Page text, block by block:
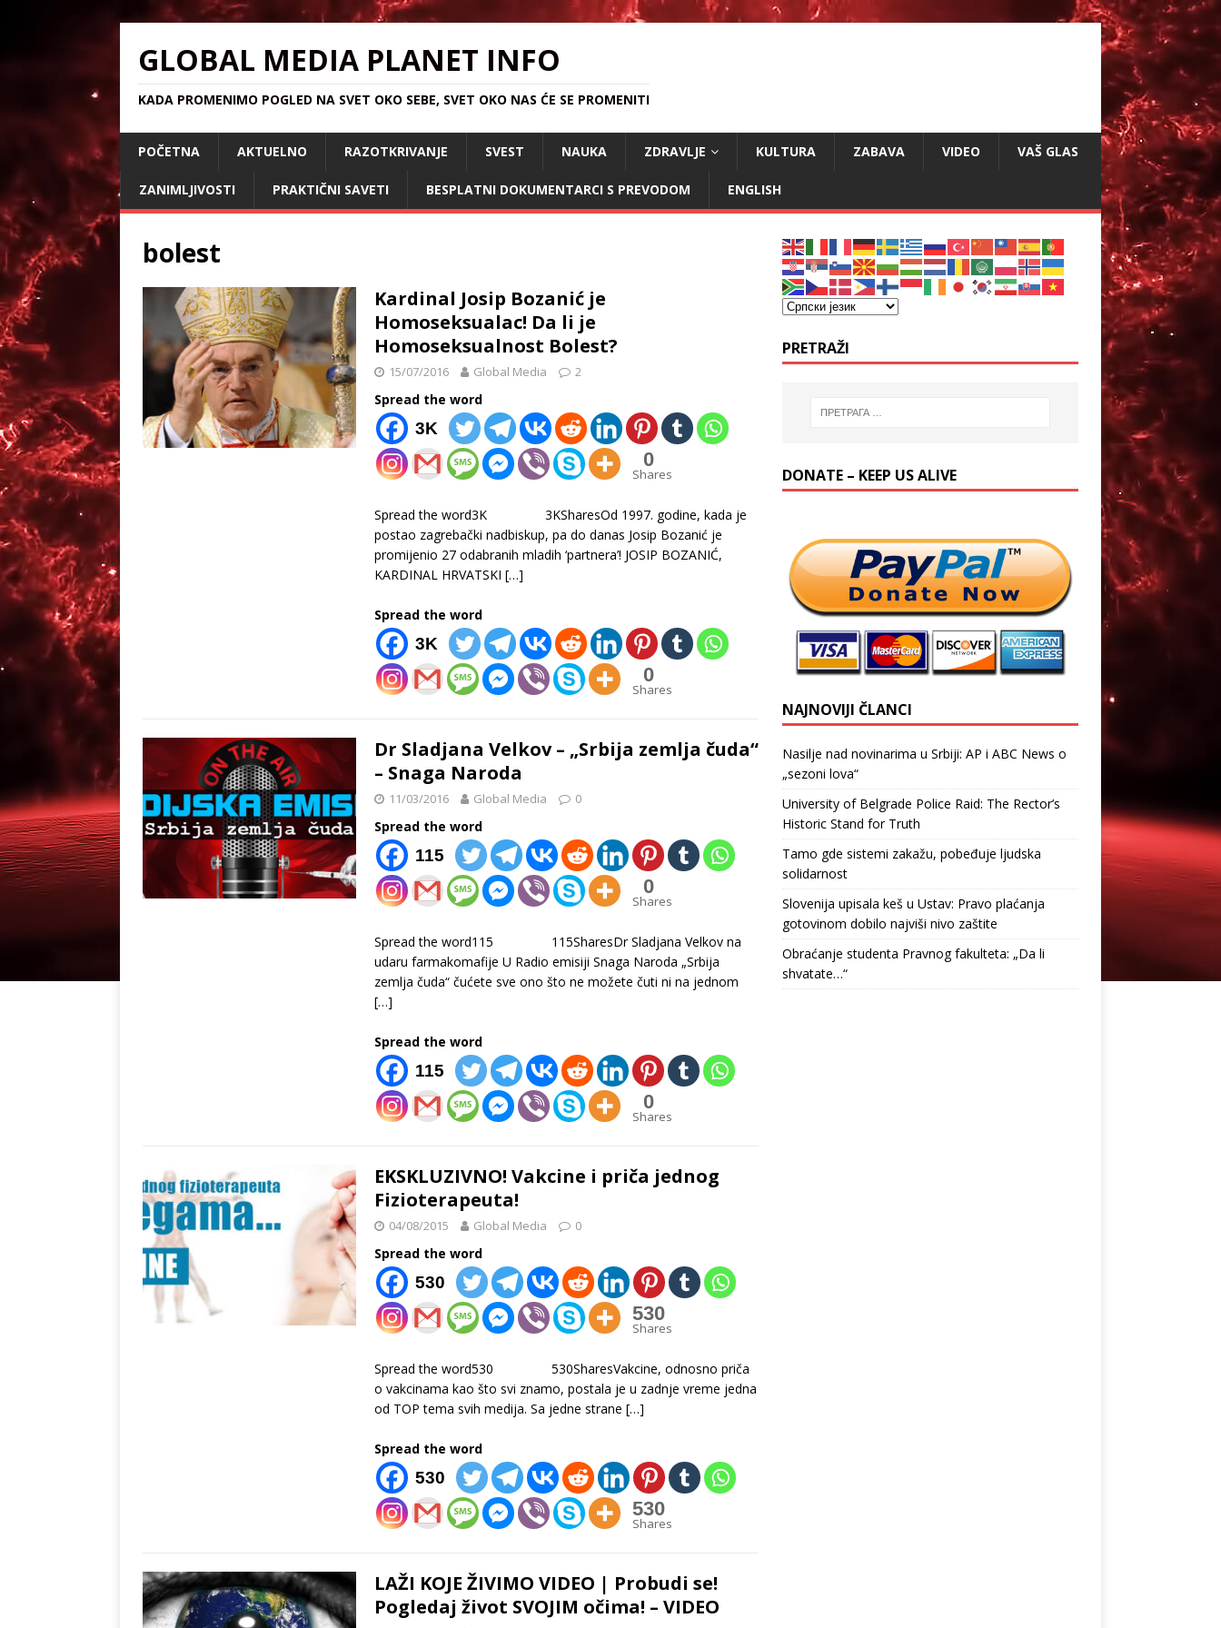
GLOBAL MEDIA PLANET INFO
KADA PROMENIMO POGLED NA SVET OKO SEBE, SVET OKO NAS ĆE SE PROMENITI
POČETNA AKTUELNO RAZOTKRIVANJE SVEST NAUKA ZDRAVLJE KULTURA ZABAVA VIDEO VAŠ GLAS
ZANIMLJIVOSTI PRAKTIČNI SAVETI BESPLATNI DOKUMENTARCI S PREVODOM ENGLISH
bolest
Kardinal Josip Bozanić je
Homoseksualac! Da li je
Homoseksualnost Bolest?
15/07/2016 Global Media 2
Spread the word
3K
0
Shares
Spread the word3K 3KSharesOd 1997. godine, kada je
postao zagrebački nadbiskup, pa do danas Josip Bozanić je
promijenio 27 odabranih mladih ‘partnera’! JOSIP BOZANIĆ,
KARDINAL HRVATSKI […]
Spread the word
3K
0
Shares
Dr Sladjana Velkov – „Srbija zemlja čuda“
– Snaga Naroda
11/03/2016 Global Media 0
Spread the word
115
0
Shares
Spread the word115 115SharesDr Sladjana Velkov na
udaru farmakomafije U Radio emisiji Snaga Naroda „Srbija
zemlja čuda“ čućete sve ono što ne možete čuti ni na jednom
[…]
Spread the word
115
0
Shares
EKSKLUZIVNO! Vakcine i priča jednog
Fizioterapeuta!
04/08/2015 Global Media 0
Spread the word
530
530
Shares
Spread the word530 530SharesVakcine, odnosno priča
o vakcinama kao što svi znamo, postala je u zadnje vreme jedna
od TOP tema svih medija. Sa jedne strane […]
Spread the word
530
530
Shares
LAŽI KOJE ŽIVIMO VIDEO | Probudi se!
Pogledaj život SVOJIM očima! – VIDEO
PRETRAŽI
DONATE – KEEP US ALIVE
NAJNOVIJI ČLANCI
Nasilje nad novinarima u Srbiji: AP i ABC News o
„sezoni lova“
University of Belgrade Police Raid: The Rector’s
Historic Stand for Truth
Tamo gde sistemi zakažu, pobeđuje ljudska
solidarnost
Slovenija upisala keš u Ustav: Pravo plaćanja
gotovinom dobilo najviši nivo zaštite
Obraćanje studenta Pravnog fakulteta: „Da li
shvatate…“